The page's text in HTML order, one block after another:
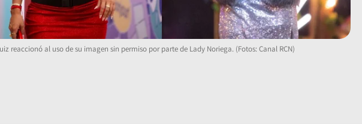
reaccionó al uso de su imagen sin permiso por parte de Lady Noriega. (Fotos: Canal RCN)